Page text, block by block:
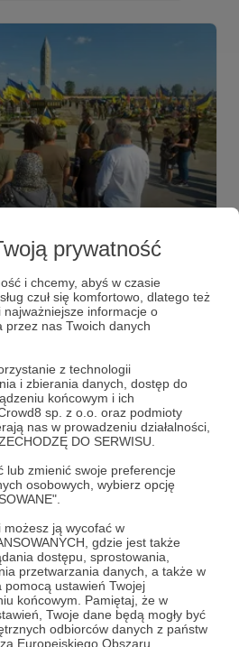
prywatność
i chcemy, abyś w czasie
czuł się komfortowo, dlatego też
informacje o
nas Twoich danych
z technologii
i zbierania danych, dostęp do
końcowym i ich
sp. z o.o. oraz podmioty
nas w prowadzeniu działalności,
DO SERWISU.
lub zmienić swoje preferencje
osobowych, wybierz opcję
ją wycofać w
gdzie jest także
dostępu, sprostowania,
przetwarzania danych, a także w
ustawień Twojej
końcowym. Pamiętaj, że w
Twoje dane będą mogły być
odbiorców danych z państw
Europejskiego Obszaru
jest zaszczucie Ukraińców,
normalności.
idi-na-chuj +2
grona Patronów!
AutoraMarcin Ogdowskijuż
teraz!